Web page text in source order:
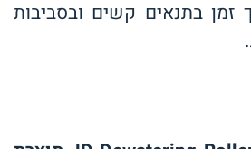
זמן בתנאים קשים ובסביבות